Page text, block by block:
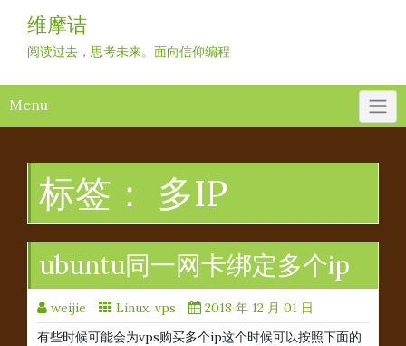
content
维摩诘
阅读过去，思考未来。面向信仰编程
Menu
标签： 多IP
ubuntu同一网卡绑定多个ip
weijie Linux, vps
2018 年 12 月 01 日
有些时候可能会为vps购买多个ip这个时候可以按照下面的